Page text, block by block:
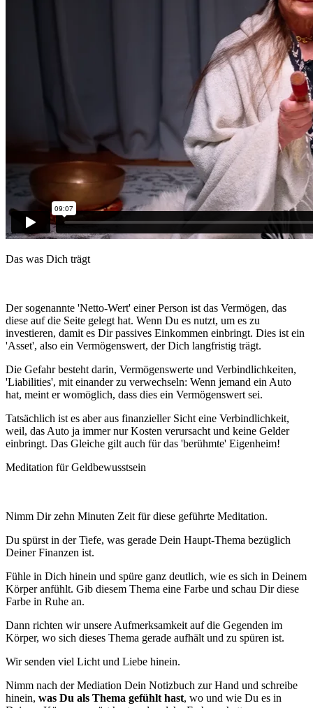
Das was Dich trägt
Der sogenannte 'Netto-Wert' einer Person ist das Vermögen, das
diese auf die Seite gelegt hat. Wenn Du es nutzt, um es zu
investieren, damit es Dir passives Einkommen einbringt. Dies ist ein
'Asset', also ein Vermögenswert, der Dich langfristig trägt.
Die Gefahr besteht darin, Vermögenswerte und Verbindlichkeiten,
'Liabilities', mit einander zu verwechseln: Wenn jemand ein Auto
hat, meint er womöglich, dass dies ein Vermögenswert sei.
Tatsächlich ist es aber aus finanzieller Sicht eine Verbindlichkeit,
weil, das Auto ja immer nur Kosten verursacht und keine Gelder
einbringt. Das Gleiche gilt auch für das 'berühmte' Eigenheim!
Meditation für Geldbewusstsein
Nimm Dir zehn Minuten Zeit für diese geführte Meditation.
Du spürst in der Tiefe, was gerade Dein Haupt-Thema bezüglich
Deiner Finanzen ist.
Fühle in Dich hinein und spüre ganz deutlich, wie es sich in Deinem
Körper anfühlt. Gib diesem Thema eine Farbe und schau Dir diese
Farbe in Ruhe an.
Dann richten wir unsere Aufmerksamkeit auf die Gegenden im
Körper, wo sich dieses Thema gerade aufhält und zu spüren ist.
Wir senden viel Licht und Liebe hinein.
Nimm nach der Mediation Dein Notizbuch zur Hand und schreibe
hinein, was Du als Thema gefühlt hast, wo und wie Du es in